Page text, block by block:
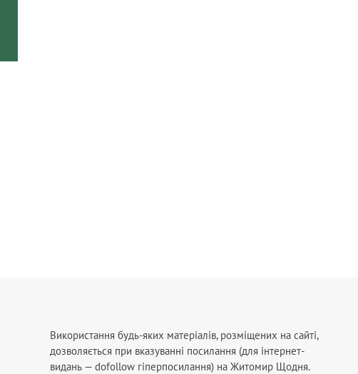
Використання будь-яких матеріалів, розміщених на сайті,
дозволяється при вказуванні посилання (для інтернет-
видань — dofollow гіперпосилання) на Житомир Щодня.